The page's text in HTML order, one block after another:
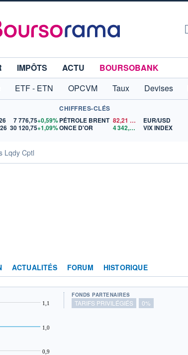
IMPÔTS ACTU
BOURSOBANK
ETF - ETN OPCVM Taux Devises
7 776,75+0,59%
30 120,75+1,09%
CHIFFRES-CLÉS
PÉTROLE BRENT 82,21
ONCE D'OR
4 342,26 $US
EUR/USD
VIX INDEX
Lqdy Cptl
ACTUALITÉS FORUM HISTORIQUE
0,9
1,0
1,1
FONDS PARTENAIRES
TARIFS PRIVILÉGIÉS 0%